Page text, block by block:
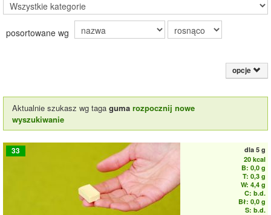
Porady
Słownik
posortowane wg
opcje
Aktualnie szukasz wg taga guma rozpocznij nowe
wyszukiwanie
33 dla 5 g
20 kcal
B: 0,0 g
T: 0,3 g
W: 4,4 g
C: b.d.
Bł: 0,0 g
S: b.d.